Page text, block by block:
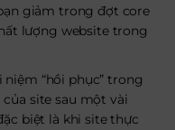
giảm trong đợt core
lượng website trong
“hồi phục” trong
site sau một vài
biệt là khi site thực